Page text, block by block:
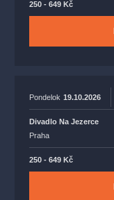
250 - 649 Kč
Pondelok 19.10.2026
Divadlo Na Jezerce
Praha
250 - 649 Kč